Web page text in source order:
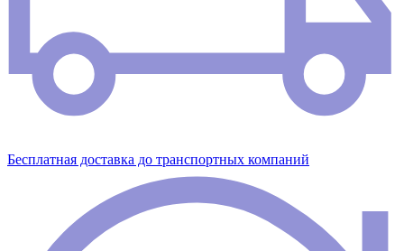
Бесплатная доставка до транспортных компаний